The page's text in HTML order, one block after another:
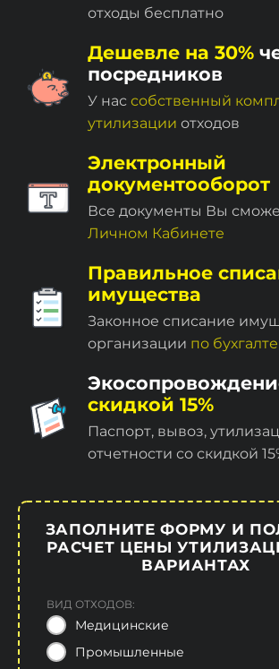
отходы бесплатно
Дешевле на 30%
посредников
У нас собственный
утилизации отходов
Электронный
документооборот
Все документы Вы
Личном Кабинете
Правильное
имущества
Законное списание
организации по
скидкой 15%
Паспорт, вывоз,
отчетности со скидкой
ЗАПОЛНИТЕ ФОРМУ И
РАСЧЕТ ЦЕНЫ
ВАРИАНТАХ
ВИД ОТХОДОВ:
Медицинские
Промышленные